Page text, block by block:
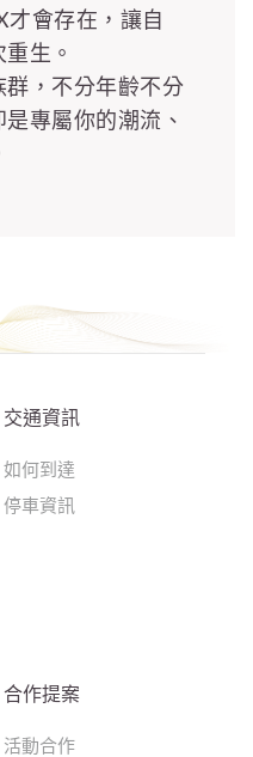
會存在，讓自
生。
，不分年齡不分
專屬你的潮流、
交通資訊
如何到達
停車資訊
合作提案
活動合作